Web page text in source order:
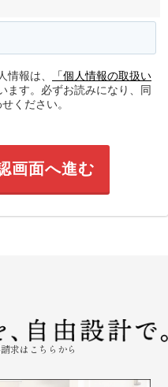
報は、
「個人情報の取扱い
ます。必ずお読みになり、同
ください。
画面へ進む
求はこちらから